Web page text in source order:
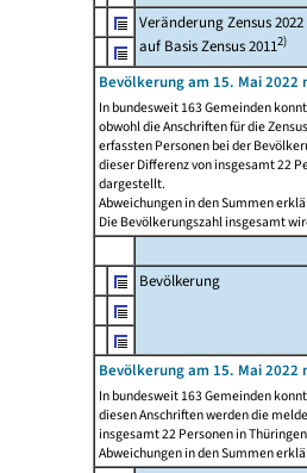
Veränderung Zensus
auf Basis Zensus 20112)
Bevölkerung am 15. Mai 2022
In bundesweit 163 Gemeinden
obwohl die Anschriften für die
erfassten Personen bei der
dieser Differenz von insgesamt 22
dargestellt.
Abweichungen in den Summen
Die Bevölkerungszahl insgesamt
Bevölkerung
Bevölkerung am 15. Mai
In bundesweit 163 Gemeinden
diesen Anschriften werden die
insgesamt 22 Personen in
Abweichungen in den Summen